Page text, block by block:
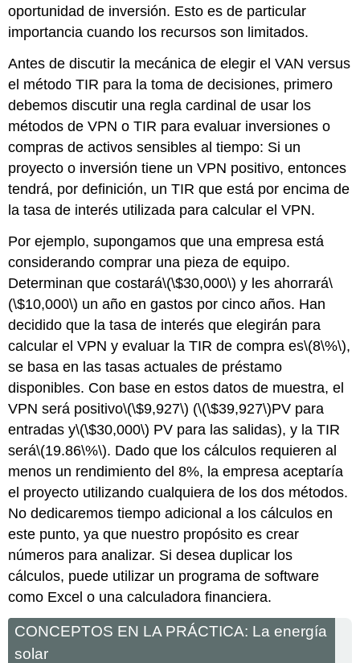
oportunidad de inversión. Esto es de particular
importancia cuando los recursos son limitados.
Antes de discutir la mecánica de elegir el VAN versus
el método TIR para la toma de decisiones, primero
debemos discutir una regla cardinal de usar los
métodos de VPN o TIR para evaluar inversiones o
compras de activos sensibles al tiempo: Si un
proyecto o inversión tiene un VPN positivo, entonces
tendrá, por definición, un TIR que está por encima de
la tasa de interés utilizada para calcular el VPN.
Por ejemplo, supongamos que una empresa está
considerando comprar una pieza de equipo.
Determinan que costará\(\$30,000\) y les ahorrará\
(\$10,000\) un año en gastos por cinco años. Han
decidido que la tasa de interés que elegirán para
calcular el VPN y evaluar la TIR de compra es\(8\%\),
se basa en las tasas actuales de préstamo
disponibles. Con base en estos datos de muestra, el
VPN será positivo\(\$9,927\) (\(\$39,927\)PV para
entradas y\(\$30,000\) PV para las salidas), y la TIR
será\(19.86\%\). Dado que los cálculos requieren al
menos un rendimiento del 8%, la empresa aceptaría
el proyecto utilizando cualquiera de los dos métodos.
No dedicaremos tiempo adicional a los cálculos en
este punto, ya que nuestro propósito es crear
números para analizar. Si desea duplicar los
cálculos, puede utilizar un programa de software
como Excel o una calculadora financiera.
CONCEPTOS EN LA PRÁCTICA: La energía
solar